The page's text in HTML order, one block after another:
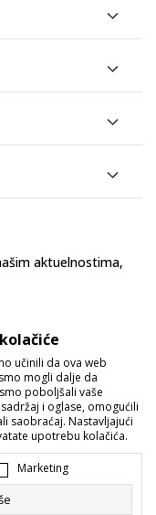
aktuelnostima,
učinili da ova web
mogli dalje da
poboljšali vaše
i oglase, omogućili
saobraćaj. Nastavljajući
upotrebu kolačića.
Marketing